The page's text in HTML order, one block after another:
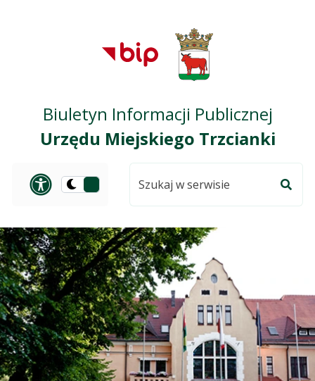
Przejdź do
głównego menu
Przejdź do treści
Przejdź do mapy
serwisu
Biuletyn Informacji Publicznej
Urzędu Miejskiego Trzcianki
Panel dostosowania
Przełącz
ciemną
serwisie